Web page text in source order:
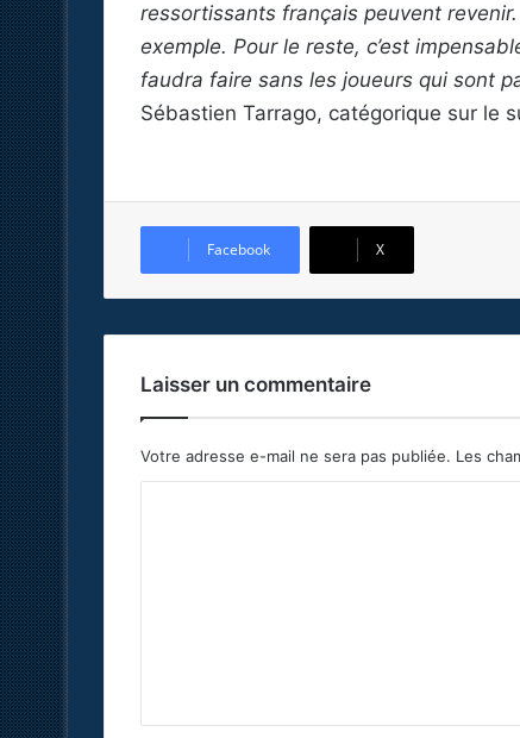
ressortissants français peuvent
exemple. Pour le reste, c’est
faudra faire sans les joueurs qui sont
Sébastien Tarrago, catégorique sur le
Facebook X
Laisser un commentaire
Votre adresse e-mail ne sera pas publiée. Les